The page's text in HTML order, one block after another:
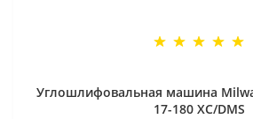
Углошлифовальная машина
17-180 XC/DMS